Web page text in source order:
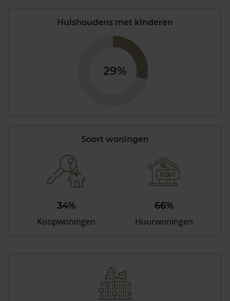
Huishoudens met kinderen
29%
Soort woningen
34%
Koopwoningen
66%
Huurwoningen